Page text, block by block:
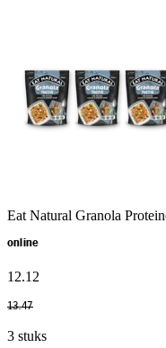
Eat Natural Granola
online
12.12
13.47
3 stuks